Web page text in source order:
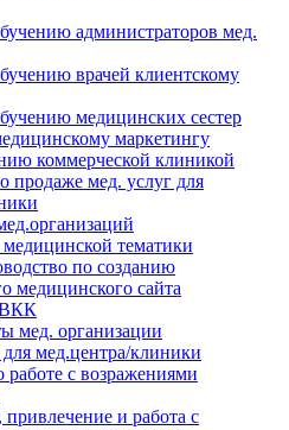
администраторов мед.
врачей клиентскому
медицинских сестер
маркетингу
коммерческой клиникой
продаже мед. услуг для
тематики
по созданию
медицинского сайта
мед. организации
мед.центра/клиники
работе с возражениями
и работа с